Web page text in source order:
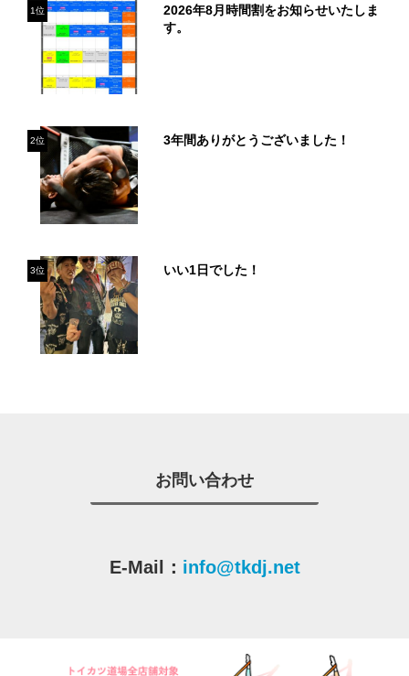
1位
2026年8月時間割をお知らせいたしま
す。
2位 3年間ありがとうございました！
3位 いい1日でした！
お問い合わせ
E-Mail： info@tkdj.net